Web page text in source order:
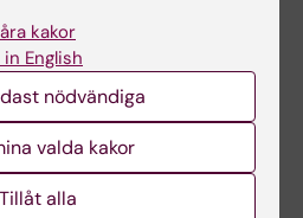
sex underkända
inte något ytterligare
examenstillfälle räknas
deltagit i ett och samma
till vilket studenten
räknas inte som
kakor
English
nödvändiga
valda kakor
Tillåt alla